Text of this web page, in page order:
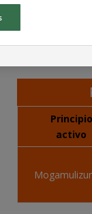
en
Principio
activo